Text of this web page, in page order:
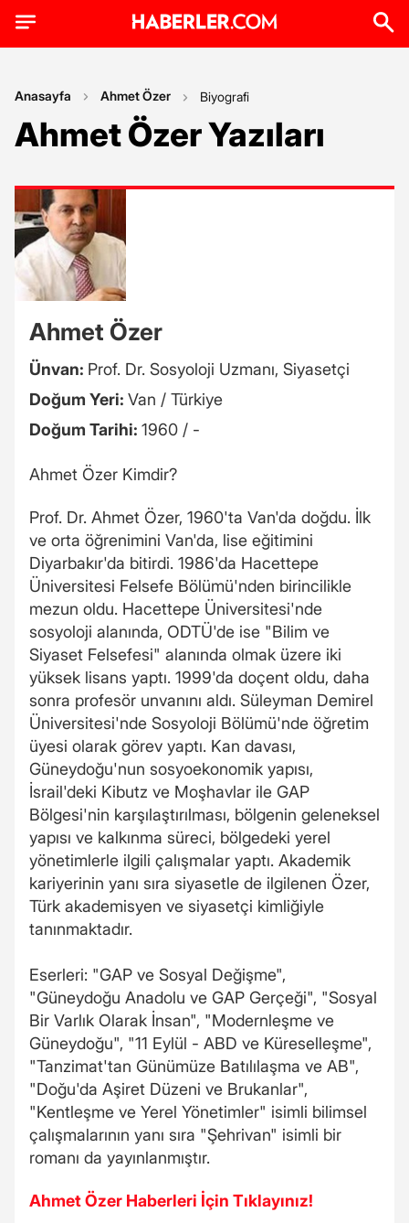
Anasayfa Ahmet Özer Biyografi
Ahmet Özer Yazıları
Ahmet Özer
Ünvan: Prof. Dr. Sosyoloji Uzmanı, Siyasetçi
Doğum Yeri: Van / Türkiye
Doğum Tarihi: 1960 / -
Ahmet Özer Kimdir?
Prof. Dr. Ahmet Özer, 1960'ta Van'da doğdu. İlk
ve orta öğrenimini Van'da, lise eğitimini
Diyarbakır'da bitirdi. 1986'da Hacettepe
Üniversitesi Felsefe Bölümü'nden birincilikle
mezun oldu. Hacettepe Üniversitesi'nde
sosyoloji alanında, ODTÜ'de ise "Bilim ve
Siyaset Felsefesi" alanında olmak üzere iki
yüksek lisans yaptı. 1999'da doçent oldu, daha
sonra profesör unvanını aldı. Süleyman Demirel
Üniversitesi'nde Sosyoloji Bölümü'nde öğretim
üyesi olarak görev yaptı. Kan davası,
Güneydoğu'nun sosyoekonomik yapısı,
İsrail'deki Kibutz ve Moşhavlar ile GAP
Bölgesi'nin karşılaştırılması, bölgenin geleneksel
yapısı ve kalkınma süreci, bölgedeki yerel
yönetimlerle ilgili çalışmalar yaptı. Akademik
kariyerinin yanı sıra siyasetle de ilgilenen Özer,
Türk akademisyen ve siyasetçi kimliğiyle
tanınmaktadır.
Eserleri: "GAP ve Sosyal Değişme",
"Güneydoğu Anadolu ve GAP Gerçeği", "Sosyal
Bir Varlık Olarak İnsan", "Modernleşme ve
Güneydoğu", "11 Eylül - ABD ve Küreselleşme",
"Tanzimat'tan Günümüze Batılılaşma ve AB",
"Doğu'da Aşiret Düzeni ve Brukanlar",
"Kentleşme ve Yerel Yönetimler" isimli bilimsel
çalışmalarının yanı sıra "Şehrivan" isimli bir
romanı da yayınlanmıştır.
Ahmet Özer Haberleri İçin Tıklayınız!